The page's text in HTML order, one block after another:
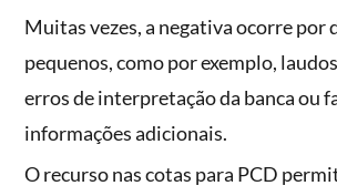
Muitas vezes, a negativa ocorre por
pequenos, como por exemplo,
erros de interpretação da banca ou
informações adicionais.
O recurso nas cotas para PCD